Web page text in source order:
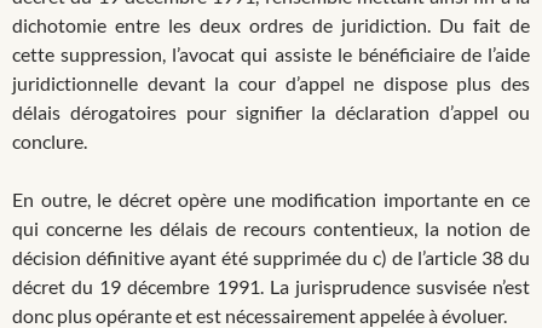
dichotomie entre les deux ordres de juridiction. Du fait de
cette suppression, l’avocat qui assiste le bénéficiaire de l’aide
juridictionnelle devant la cour d’appel ne dispose plus des
délais dérogatoires pour signifier la déclaration d’appel ou
conclure.
En outre, le décret opère une modification importante en ce
qui concerne les délais de recours contentieux, la notion de
décision définitive ayant été supprimée du c) de l’article 38 du
décret du 19 décembre 1991. La jurisprudence susvisée n’est
donc plus opérante et est nécessairement appelée à évoluer.